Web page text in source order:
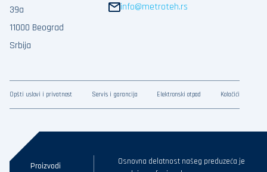
39a
11000 Beograd
Srbija
info@metroteh.rs
Opšti uslovi i privatnost Servis i garancija Elektronski otpad Kolačići
Proizvodi
Osnovna delatnost našeg preduzeća je